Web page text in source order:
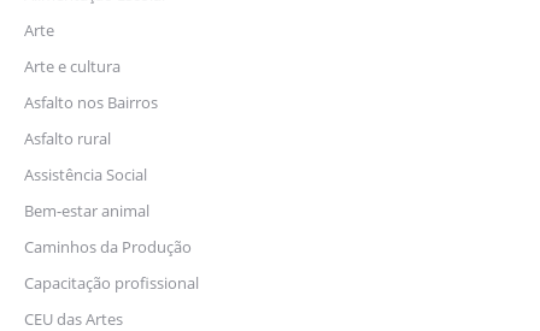
Arte
Arte e cultura
Asfalto nos Bairros
Asfalto rural
Assistência Social
Bem-estar animal
Caminhos da Produção
Capacitação profissional
CEU das Artes